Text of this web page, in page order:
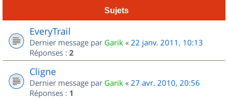
Sujets
EveryTrail
Dernier message par Garik « 22 janv. 2011, 10:13
Réponses : 2
Cligne
Dernier message par Garik « 27 avr. 2010, 20:56
Réponses : 1